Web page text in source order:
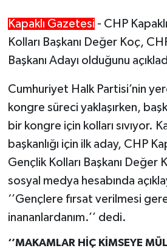
Kapaklı Gazetesi - CHP
Kolları Başkanı Değer Koç,
Başkanı Adayı olduğunu
Cumhuriyet Halk Partisi’nin
kongre süreci yaklaşırken,
bir kongre için kolları sıvıyor.
başkanlığı için ilk aday, CHP
Gençlik Kolları Başkanı Değer
sosyal medya hesabında
‘’Gençlere fırsat verilmesi
inananlardanım.’’ dedi.
‘’MAKAMLAR HİÇ KİMSEYE